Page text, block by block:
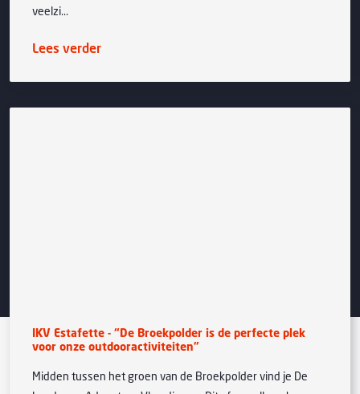
veelzi...
Lees verder
IKV Estafette - “De Broekpolder is de perfecte plek
voor onze outdooractiviteiten”
Midden tussen het groen van de Broekpolder vind je De